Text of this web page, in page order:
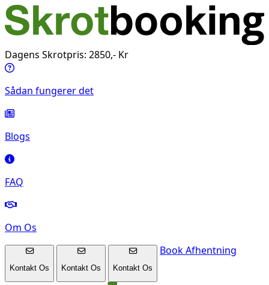
Dagens Skrotpris: 2850,- Kr
Sådan fungerer det
Blogs
FAQ
Om Os
Kontakt Os Kontakt Os Kontakt Os
Book Afhentning